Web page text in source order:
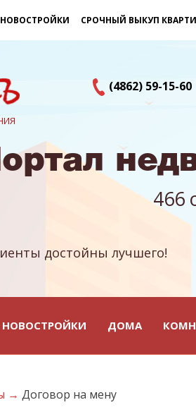
НОВОСТРОЙКИ СРОЧНЫЙ ВЫКУП
(4862) 59-15-60
466
достойны лучшего!
НОВОСТРОЙКИ ДОМА
→ Договор на мену